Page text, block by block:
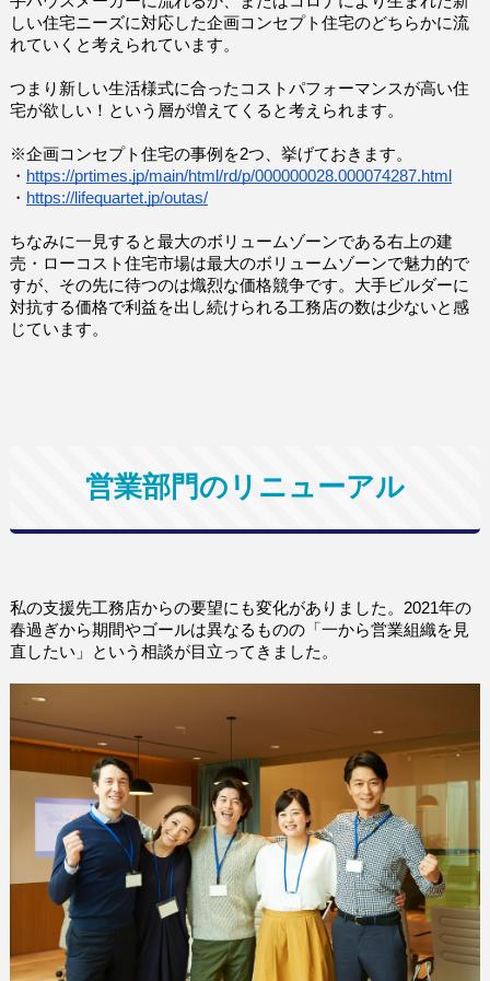
しい住宅ニーズに対応した企画コンセプト住宅のどちらかに流
れていくと考えられています。
つまり新しい生活様式に合ったコストパフォーマンスが高い住
宅が欲しい！という層が増えてくると考えられます。
※企画コンセプト住宅の事例を2つ、挙げておきます。
・ https://prtimes.jp/main/html/rd/p/000000028.000074287.html
・ https://lifequartet.jp/outas/
ちなみに一見すると最大のボリュームゾーンである右上の建
売・ローコスト住宅市場は最大のボリュームゾーンで魅力的で
すが、その先に待つのは熾烈な価格競争です。大手ビルダーに
対抗する価格で利益を出し続けられる工務店の数は少ないと感
じています。
営業部門のリニューアル
私の支援先工務店からの要望にも変化がありました。2021年の
春過ぎから期間やゴールは異なるものの「一から営業組織を見
直したい」という相談が目立ってきました。